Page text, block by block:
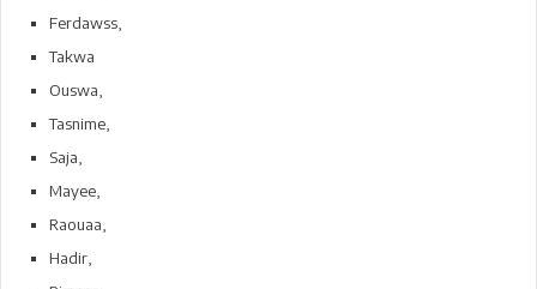
Ferdawss,
Takwa
Ouswa,
Tasnime,
Saja,
Mayee,
Raouaa,
Hadir,